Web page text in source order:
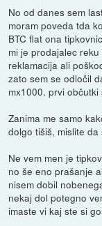
No od danes sem
moram poveda tda
BTC flat ona
mi je prodajalec
reklamacija ali
zato sem se odločil
mx1000. prvi
Zanima me samo
dolgo tišiš, mislite
Ne vem men je
no še eno prašanje
nisem dobil
nekaj dol potegno
imaste vi kaj ste si